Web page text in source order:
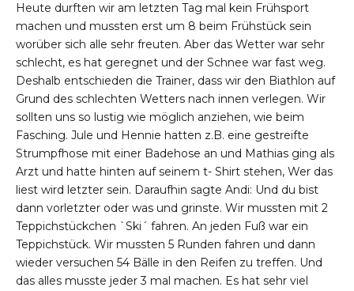
Heute durften wir am letzten Tag mal kein Frühsport
machen und mussten erst um 8 beim Frühstück sein
worüber sich alle sehr freuten. Aber das Wetter war sehr
schlecht, es hat geregnet und der Schnee war fast weg.
Deshalb entschieden die Trainer, dass wir den Biathlon auf
Grund des schlechten Wetters nach innen verlegen. Wir
sollten uns so lustig wie möglich anziehen, wie beim
Fasching. Jule und Hennie hatten z.B. eine gestreifte
Strumpfhose mit einer Badehose an und Mathias ging als
Arzt und hatte hinten auf seinem t- Shirt stehen, Wer das
liest wird letzter sein. Daraufhin sagte Andi: Und du bist
dann vorletzter oder was und grinste. Wir mussten mit 2
Teppichstückchen `Ski´ fahren. An jeden Fuß war ein
Teppichstück. Wir mussten 5 Runden fahren und dann
wieder versuchen 54 Bälle in den Reifen zu treffen. Und
das alles musste jeder 3 mal machen. Es hat sehr viel